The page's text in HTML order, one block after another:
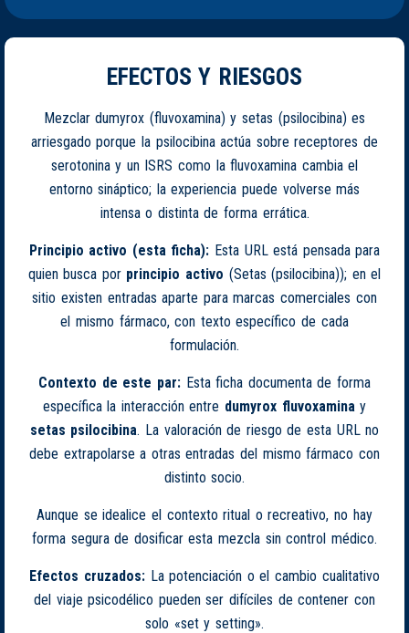
EFECTOS Y RIESGOS
Mezclar dumyrox (fluvoxamina) y setas (psilocibina) es
arriesgado porque la psilocibina actúa sobre receptores de
serotonina y un ISRS como la fluvoxamina cambia el
entorno sináptico; la experiencia puede volverse más
intensa o distinta de forma errática.
Principio activo (esta ficha): Esta URL está pensada para
quien busca por principio activo (Setas (psilocibina)); en el
sitio existen entradas aparte para marcas comerciales con
el mismo fármaco, con texto específico de cada
formulación.
Contexto de este par:Esta ficha documenta de forma
específica la interacción entre dumyrox fluvoxaminay
setas psilocibina. La valoración de riesgo de esta URL no
debe extrapolarse a otras entradas del mismo fármaco con
distinto socio.
Aunque se idealice el contexto ritual o recreativo, no hay
forma segura de dosificar esta mezcla sin control médico.
Efectos cruzados: La potenciación o el cambio cualitativo
del viaje psicodélico pueden ser difíciles de contener con
solo «set y setting».